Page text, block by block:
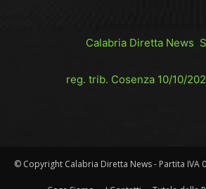
Calabria Diretta News
reg. trib. Cosenza 10/10/
© Copyright Calabria Diretta News - Partita IVA